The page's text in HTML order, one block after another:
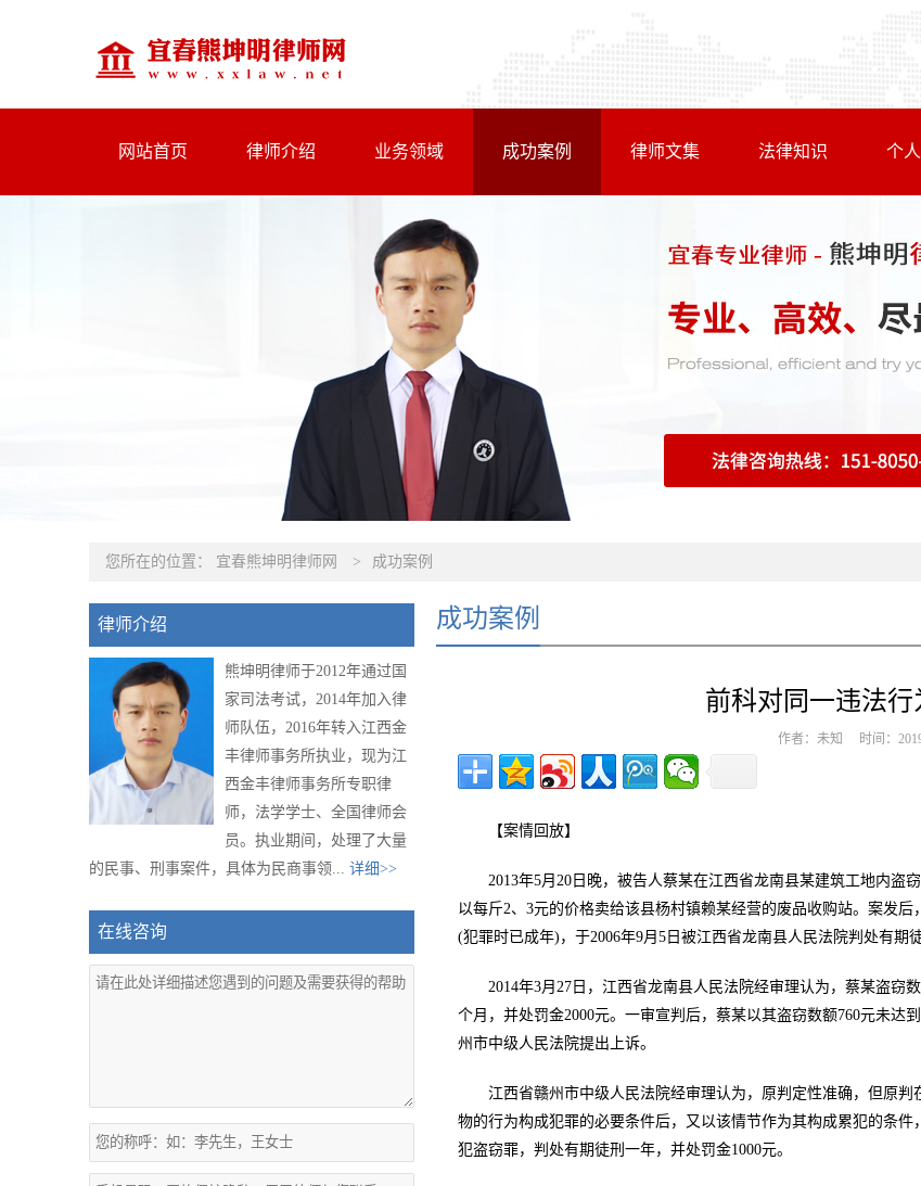
网站首页 律师介绍 业务领域 成功案例 律师文集 法律知识 个
您所在的位置： 宜春熊坤明律师网 > 成功案例
律师介绍
熊坤明律师于2012年通过国
家司法考试，2014年加入律
师队伍，2016年转入江西金
丰律师事务所执业，现为江
西金丰律师事务所专职律
师，法学学士、全国律师会
员。执业期间，处理了大量
的民事、刑事案件，具体为民商事领... 详细>>
在线咨询
成功案例
前科对同一违法
作者：未知 时间：
【案情回放】
2013年5月20日晚，被告人蔡某在江西省龙南县某建筑工地内盗
以每斤2、3元的价格卖给该县杨村镇赖某经营的废品收购站。案发
(犯罪时已成年)，于2006年9月5日被江西省龙南县人民法院判处有期
2014年3月27日，江西省龙南县人民法院经审理认为，蔡某盗
个月，并处罚金2000元。一审宣判后，蔡某以其盗窃数额760元未
州市中级人民法院提出上诉。
江西省赣州市中级人民法院经审理认为，原判定性准确，但原
物的行为构成犯罪的必要条件后，又以该情节作为其构成累犯的条
犯盗窃罪，判处有期徒刑一年，并处罚金1000元。